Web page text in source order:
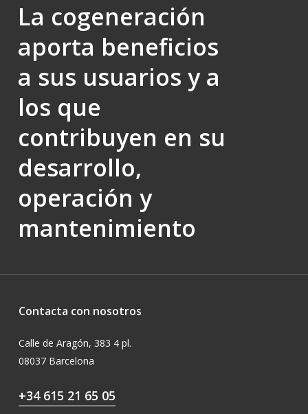
La cogeneración
aporta beneficios
a sus usuarios y a
los que
contribuyen en su
desarrollo,
operación y
mantenimiento
Contacta con nosotros
Calle de Aragón, 383 4 pl.
08037 Barcelona
+34 615 21 65 05